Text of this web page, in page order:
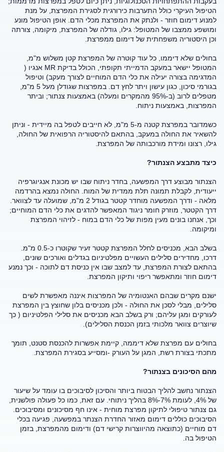
הטיפול העיקרי כולל התערבות כירורגית לסגירת המפרצת, על מנת
למנוע דימום חוזר - ולנתק את המפרצת מכלי הדם. אופן הטיפול מונע
ומושפע ממצבו של המטופל: גילו, גודלה של המפרצת, מיקומה, צורתה
וכן היסטוריה משפחתית של דימום ממפרצת.
בחולים שלא דיממו, כל עוד קוטרה של המפרצת קטן משלוש מ"מ,
המטופל יישאר במעקב הדמייתי תקופתי, הכולל בדיקת MR אנגיו (
המדגימה בצורה יעילה את כלי הדם המוחיים לצורך מעקב) וטיפול
בגורמי סיכון, כגון עישון ויתר לחץ דם. במפרצות שגודלן מעל 5 מ"מ,
מטפלים לרוב (ב-95% מהמקרים ומעלה) באמצעות צנתור; וביתר
המפרצות, באמצעות ניתוח.
כשמדובר במפרצת קטנה מ-5 מ"מ, לא חייבים לטפל בה מיידית - וניתן
להשאיר את החולה במעקב, בהתאם להיסטוריה הרפואית של החולה,
גילו, רצונו ומידת מורכבותה של המפרצת.
כיצד מתבצע הצנתור?
הצנתור מבוצע דרך המפשעה, בחדר ניתוח שבו יש מכונת אנגיוגרפיה
ייעודית, לקבלת תמונה תלת ממדית של המוח. החולה נמצא בהרדמה
מלאה - ודרך המפשעה מוחדר קטטר בגודל 2 מ"מ, שמועלה עד לצוואר.
דרך הקטטר, מוזרק חומר ניגוד המאפשר להדגים את כלי הדם המוחיים;
וכך, אנחנו בונים מעין מפות של כלי הדם במוח - לזיהוי המפרצת
ומיקומה.
בשלב הבא, מכניסים לחלל המפרצת קטטר זעיר שקוטרו כ-0.5 מ"מ.
דרכו, מחדירים סלילים העשויים מפלטיניום בגדלים ואורכים שונים,
בהתאם לצורת המפרצת, עד למצב שבו אין כניסת דם לתוכה - וכך נמנע
דימום חוזר ומתאפשר ריפוי ותיקון המפרצת.
ישנם מקרים שבהם האנטומיה של המפרצות איננה מאפשרת לשים
סלילים, מבלי לסכן את החולה - ולכן מכניסים בלון שחוצץ בין המפרצת
לעורקים ומגן עליהם; ורק בשלב הבא מכניסים את סלילי הפלטיניום ( כך
שיוצרים צוואר מלכותי בזמן הכנסת הסלילים).
בחולים עם מפרצת שלא דיממה, קיימת אפשרות להכנסת סטנט, תומך
מתכתי בצורת רשת, המגן על העורק -ומסייע בסגירת המפרצת.
מהם הסיכונים בצנתור?
הצנתור נחשב להליך הבטוח ביותר והסיכון לסיבוכים בו עומד על שיעור
של 4%, לעומת 7%-8% בהליך ניתוחי. עם זאת, כמו כל פעולה פולשנית,
גם צנתור טיפולי לתיקון מפרצת מוחית - אינו חף מסיכונים ומסיבוכים.
הסיבוכים כוללים דימום מאזור החדרת הצנתר במפשעה, פגיעה בכלי
דם מוחיים (כתוצאה מהיווצרות קרישי דם) ודימום מהמפרצת, בזמן
הטיפול בה.